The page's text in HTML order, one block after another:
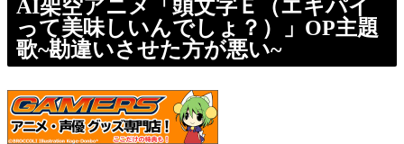
AI架空アニメ「頭文字Ｅ（エキパイ
って美味しいんでしょ？）」OP主題
歌~勘違いさせた方が悪い~